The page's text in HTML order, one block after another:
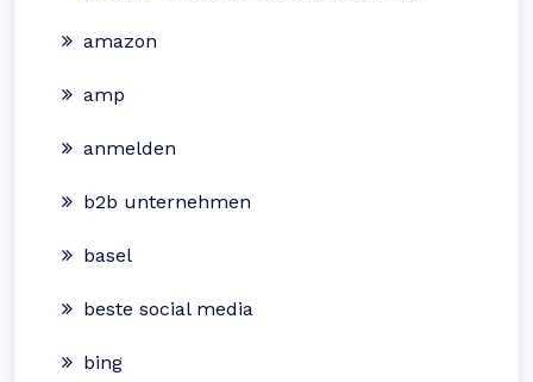
amazon
amp
anmelden
b2b unternehmen
basel
beste social media
bing